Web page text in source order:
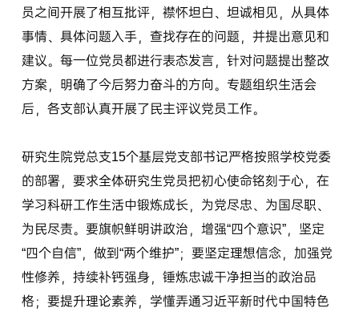
员之间开展了相互批评，襟怀坦白、坦诚相见，从具体
事情、具体问题入手，查找存在的问题，并提出意见和
建议。每一位党员都进行表态发言，针对问题提出整改
方案，明确了今后努力奋斗的方向。专题组织生活会
后，各支部认真开展了民主评议党员工作。
研究生院党总支15个基层党支部书记严格按照学校党委
的部署，要求全体研究生党员把初心使命铭刻于心，在
学习科研工作生活中锻炼成长，为党尽忠、为国尽职、
为民尽责。要旗帜鲜明讲政治，增强“四个意识”，坚定
“四个自信”，做到“两个维护”；要坚定理想信念，加强党
性修养，持续补钙强身，锤炼忠诚干净担当的政治品
格；要提升理论素养，学懂弄通习近平新时代中国特色